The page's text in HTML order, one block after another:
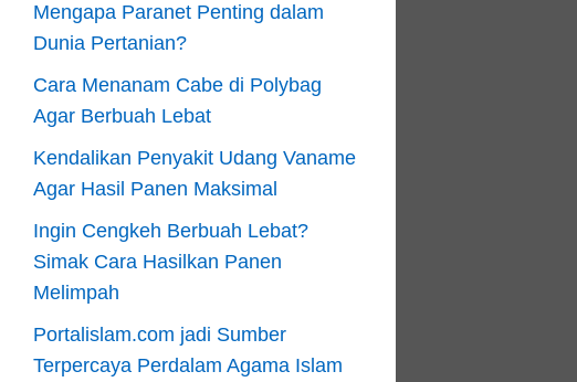
Mengapa Paranet Penting dalam
Dunia Pertanian?
Cara Menanam Cabe di Polybag
Agar Berbuah Lebat
Kendalikan Penyakit Udang Vaname
Agar Hasil Panen Maksimal
Ingin Cengkeh Berbuah Lebat?
Simak Cara Hasilkan Panen
Melimpah
Portalislam.com jadi Sumber
Terpercaya Perdalam Agama Islam